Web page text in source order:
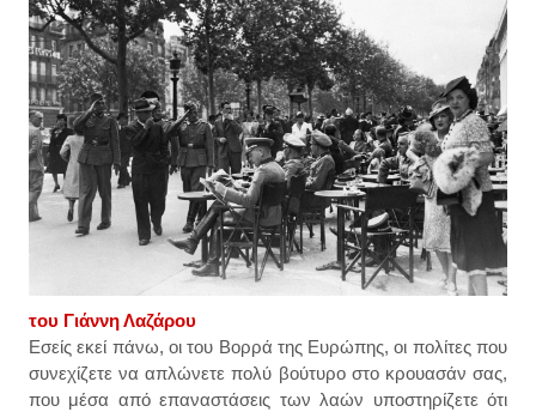
του Γιάννη Λαζάρου
Εσείς εκεί πάνω, οι του Βορρά της Ευρώπης, οι πολίτες που
συνεχίζετε να απλώνετε πολύ βούτυρο στο κρουασάν σας,
που μέσα από επαναστάσεις των λαών υποστηρίζετε ότι